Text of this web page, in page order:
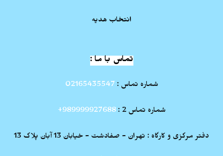
انتخاب هدیه
تماس با ما :
شماره تماس : 02165435547
شماره تماس 2 : 989999927688+
دفتر مرکزی و کارگاه : تهران - صفادشت - خیابان 13 آبان پلاک 13